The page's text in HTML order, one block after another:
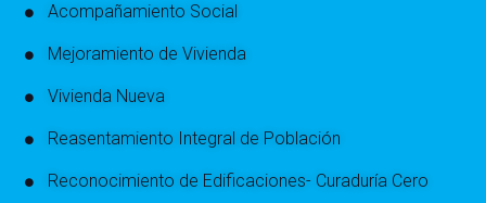
Acompañamiento Social
Mejoramiento de Vivienda
Vivienda Nueva
Reasentamiento Integral de Población
Reconocimiento de Edificaciones- Curaduría Cero